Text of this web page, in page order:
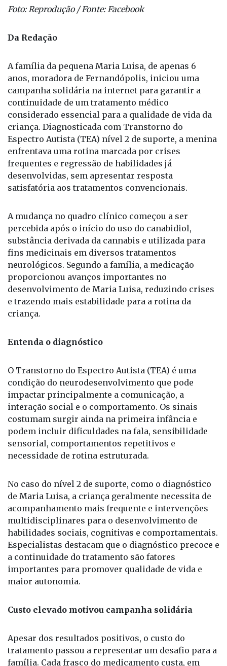
A família da pequena Maria Luisa, de apenas 6
anos, moradora de Fernandópolis, iniciou uma
campanha solidária na internet para garantir a
continuidade de um tratamento médico
considerado essencial para a qualidade de vida da
criança. Diagnosticada com Transtorno do
Espectro Autista (TEA) nível 2 de suporte, a menina
enfrentava uma rotina marcada por crises
frequentes e regressão de habilidades já
desenvolvidas, sem apresentar resposta
A mudança no quadro clínico começou a ser
percebida após o início do uso do canabidiol,
substância derivada da cannabis e utilizada para
fins medicinais em diversos tratamentos
neurológicos. Segundo a família, a medicação
proporcionou avanços importantes no
desenvolvimento de Maria Luisa, reduzindo crises
e trazendo mais estabilidade para a rotina da
O Transtorno do Espectro Autista (TEA) é uma
condição do neurodesenvolvimento que pode
impactar principalmente a comunicação, a
interação social e o comportamento. Os sinais
costumam surgir ainda na primeira infância e
podem incluir dificuldades na fala, sensibilidade
sensorial, comportamentos repetitivos e
No caso do nível 2 de suporte, como o diagnóstico
de Maria Luisa, a criança geralmente necessita de
acompanhamento mais frequente e intervenções
multidisciplinares para o desenvolvimento de
habilidades sociais, cognitivas e comportamentais.
Especialistas destacam que o diagnóstico precoce e
a continuidade do tratamento são fatores
importantes para promover qualidade de vida e
Apesar dos resultados positivos, o custo do